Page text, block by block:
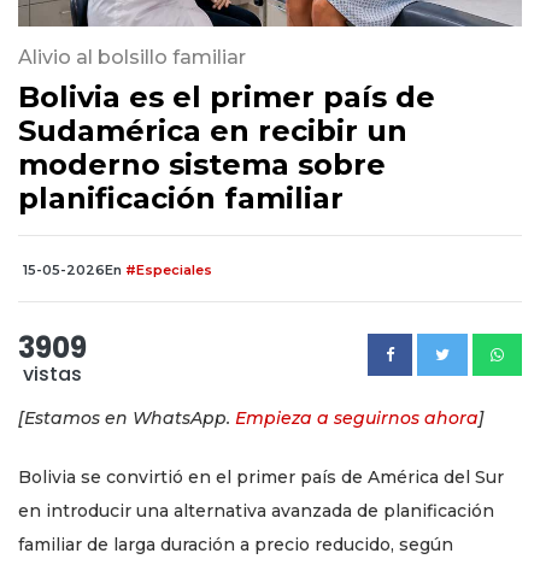
Alivio al bolsillo familiar
Bolivia es el primer país de
Sudamérica en recibir un
moderno sistema sobre
planificación familiar
15-05-2026En #Especiales
3909
vistas
[Estamos en WhatsApp. Empieza a seguirnos ahora]
Bolivia se convirtió en el primer país de América del Sur
en introducir una alternativa avanzada de planificación
familiar de larga duración a precio reducido, según